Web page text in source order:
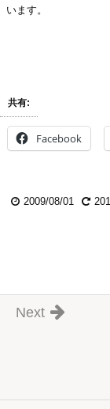
います。
共有:
Facebook
2009/08/01
Next